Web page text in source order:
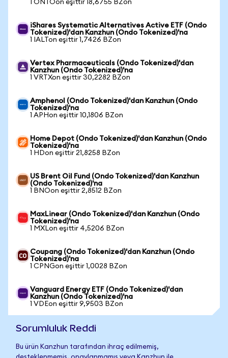
1 ONTOon eşittir 18,6755 BZon
iShares Systematic Alternatives Active ETF (Ondo
Tokenized)'dan Kanzhun (Ondo Tokenized)'na
1 IALTon eşittir 1,7426 BZon
Vertex Pharmaceuticals (Ondo Tokenized)'dan
Kanzhun (Ondo Tokenized)'na
1 VRTXon eşittir 30,2282 BZon
Amphenol (Ondo Tokenized)'dan Kanzhun (Ondo
Tokenized)'na
1 APHon eşittir 10,1806 BZon
Home Depot (Ondo Tokenized)'dan Kanzhun (Ondo
Tokenized)'na
1 HDon eşittir 21,8258 BZon
US Brent Oil Fund (Ondo Tokenized)'dan Kanzhun
(Ondo Tokenized)'na
1 BNOon eşittir 2,8512 BZon
MaxLinear (Ondo Tokenized)'dan Kanzhun (Ondo
Tokenized)'na
1 MXLon eşittir 4,5206 BZon
Coupang (Ondo Tokenized)'dan Kanzhun (Ondo
Tokenized)'na
1 CPNGon eşittir 1,0028 BZon
Vanguard Energy ETF (Ondo Tokenized)'dan
Kanzhun (Ondo Tokenized)'na
1 VDEon eşittir 9,9503 BZon
Sorumluluk Reddi
Bu ürün Kanzhun tarafından ihraç edilmemiş,